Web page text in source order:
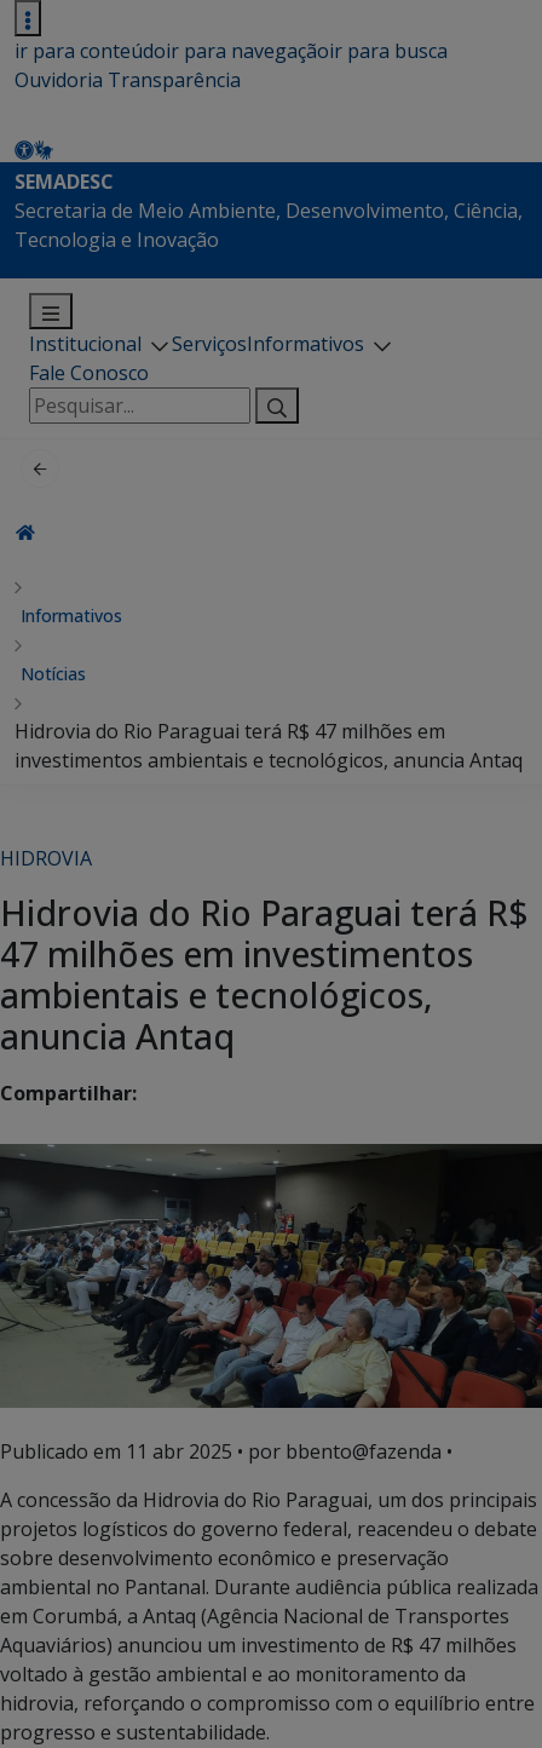
ir para conteúdoir para navegaçãoir para busca
Ouvidoria Transparência
SEMADESC
Secretaria de Meio Ambiente, Desenvolvimento, Ciência,
Tecnologia e Inovação
Institucional ServiçosInformativos
Fale Conosco
Pesquisar
por:
Informativos
Notícias
Hidrovia do Rio Paraguai terá R$ 47 milhões em
investimentos ambientais e tecnológicos, anuncia Antaq
HIDROVIA
Hidrovia do Rio Paraguai terá R$
47 milhões em investimentos
ambientais e tecnológicos,
anuncia Antaq
Compartilhar:
Publicado em 11 abr 2025 • por bbento@fazenda •
A concessão da Hidrovia do Rio Paraguai, um dos principais
projetos logísticos do governo federal, reacendeu o debate
sobre desenvolvimento econômico e preservação
ambiental no Pantanal. Durante audiência pública realizada
em Corumbá, a Antaq (Agência Nacional de Transportes
Aquaviários) anunciou um investimento de R$ 47 milhões
voltado à gestão ambiental e ao monitoramento da
hidrovia, reforçando o compromisso com o equilíbrio entre
progresso e sustentabilidade.